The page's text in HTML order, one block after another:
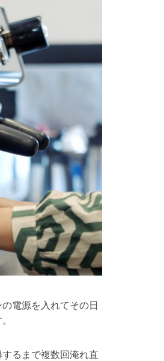
電源を入れてその日
るまで複数回淹れ直